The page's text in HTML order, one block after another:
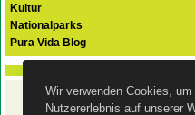
Kultur
Nationalparks
Pura Vida Blog
Ihre Costa
mit
Wir verwenden Cookies,
Nutzererlebnis auf unserer